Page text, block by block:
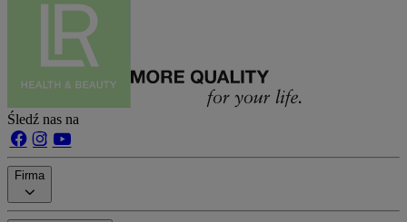
Śledź nas na
Firma